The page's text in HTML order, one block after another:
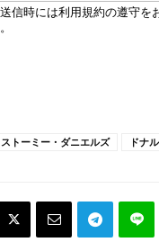
ストーミー・ダニエルズ ドナ